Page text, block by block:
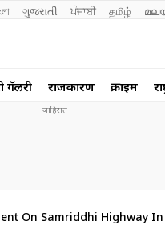
ગુજરાતી ਪੰਜਾਬੀ தமிழ்
गॅलरी राजकारण क्राईम
On Samriddhi Highway